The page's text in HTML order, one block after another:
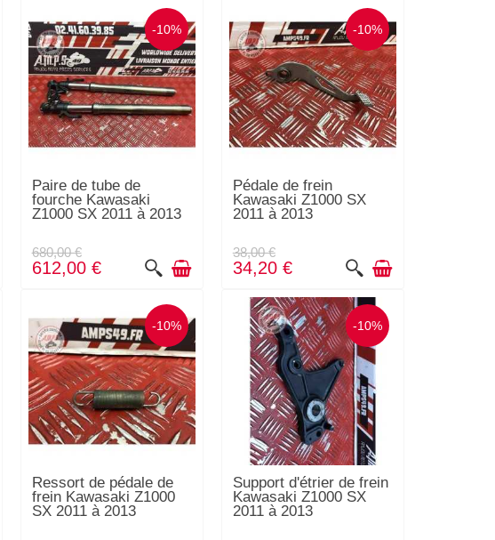
-10%
Paire de tube de
fourche Kawasaki
Z1000 SX 2011 à 2013
680,00 €
612,00 €
-10%
Pédale de frein
Kawasaki Z1000 SX
2011 à 2013
38,00 €
34,20 €
-10%
Ressort de pédale de
frein Kawasaki Z1000
SX 2011 à 2013
-10%
Support d'étrier de frein
Kawasaki Z1000 SX
2011 à 2013